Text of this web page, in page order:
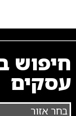
חיפוש
עסקים